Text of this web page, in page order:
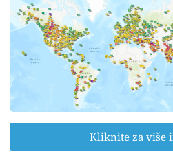
Kliknite za više